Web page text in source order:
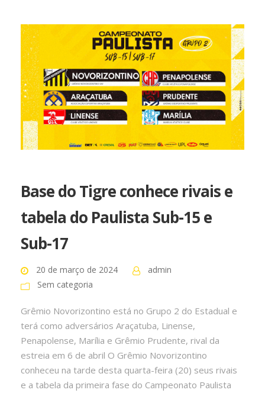
Base do Tigre conhece rivais e
tabela do Paulista Sub-15 e
Sub-17
20 de março de 2024
admin
Sem categoria
Grêmio Novorizontino está no Grupo 2 do Estadual e
terá como adversários Araçatuba, Linense,
Penapolense, Marília e Grêmio Prudente, rival da
estreia em 6 de abril O Grêmio Novorizontino
conheceu na tarde desta quarta-feira (20) seus rivais
e a tabela da primeira fase do Campeonato Paulista